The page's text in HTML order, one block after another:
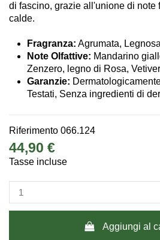
di fascino, grazie all'unione di note
calde.
Fragranza: Agrumata, Legnosa
Note Olfattive: Mandarino
Zenzero, legno di Rosa,
Garanzie:
Testati, Senza ingredienti di
Riferimento 066.124
44,90 €
Tasse incluse
Aggiungi al